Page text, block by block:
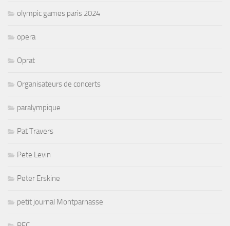
olympic games paris 2024
opera
Oprat
Organisateurs de concerts
paralympique
Pat Travers
Pete Levin
Peter Erskine
petit journal Montparnasse